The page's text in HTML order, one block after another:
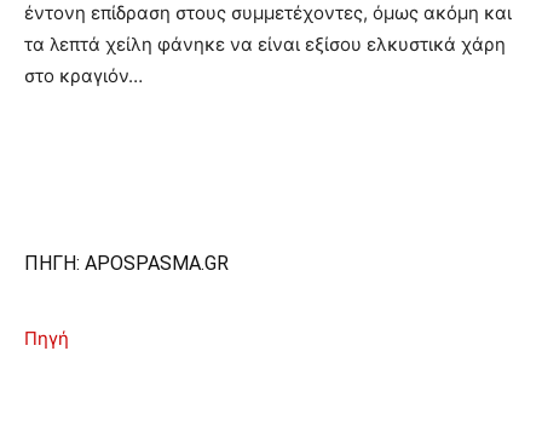
έντονη επίδραση στους συμμετέχοντες, όμως ακόμη και
τα λεπτά χείλη φάνηκε να είναι εξίσου ελκυστικά χάρη
στο κραγιόν…
ΠΗΓΗ: APOSPASMA.GR
Πηγή